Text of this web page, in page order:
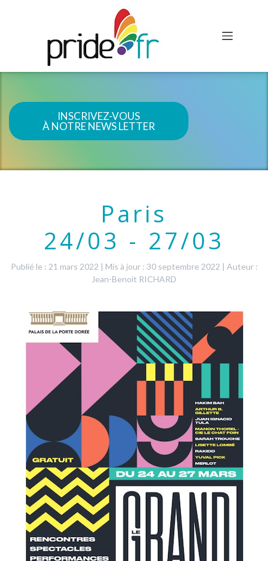
INSCRIVEZ-VOUS
À NOTRE NEWS LETTER
Paris
24/03 - 27/03
Publié le : 21 mars 2022 | Mis à jour : 30 septembre 2022 | Auteur :
Jean-Benoit RICHARD